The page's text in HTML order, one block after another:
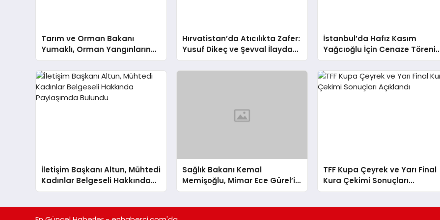
Tarım ve Orman Bakanı
Yumaklı, Orman Yangınlarına
Hazırlık İçin Çalışmaları
Değerlendirdi
Hırvatistan’da Atıcılıkta Zafer:
Yusuf Dikeç ve Şevval İlayda
Tarhan Altın Madalya Kazandı
İstanbul’da Hafız Kasım
Yağcıoğlu İçin Cenaze Töreni
Düzenlendi
İletişim Başkanı Altun, Mühtedi
Kadınlar Belgeseli Hakkında
Paylaşımda Bulundu
Sağlık Bakanı Kemal
Memişoğlu, Mimar Ece Gürel’in
Kaybıyla İlgili Açıklamada
TFF Kupa Çeyrek ve Yarı Final
Kura Çekimi Sonuçları
Açıklandı